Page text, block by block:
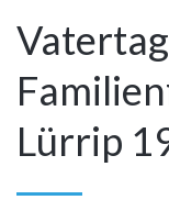
Lürrip